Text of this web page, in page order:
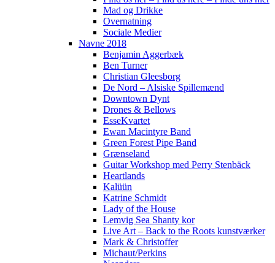
Mad og Drikke
Overnatning
Sociale Medier
Navne 2018
Benjamin Aggerbæk
Ben Turner
Christian Gleesborg
De Nord – Alsiske Spillemænd
Downtown Dynt
Drones & Bellows
EsseKvartet
Ewan Macintyre Band
Green Forest Pipe Band
Grænseland
Guitar Workshop med Perry Stenbäck
Heartlands
Kalüün
Katrine Schmidt
Lady of the House
Lemvig Sea Shanty kor
Live Art – Back to the Roots kunstværker
Mark & Christoffer
Michaut/Perkins